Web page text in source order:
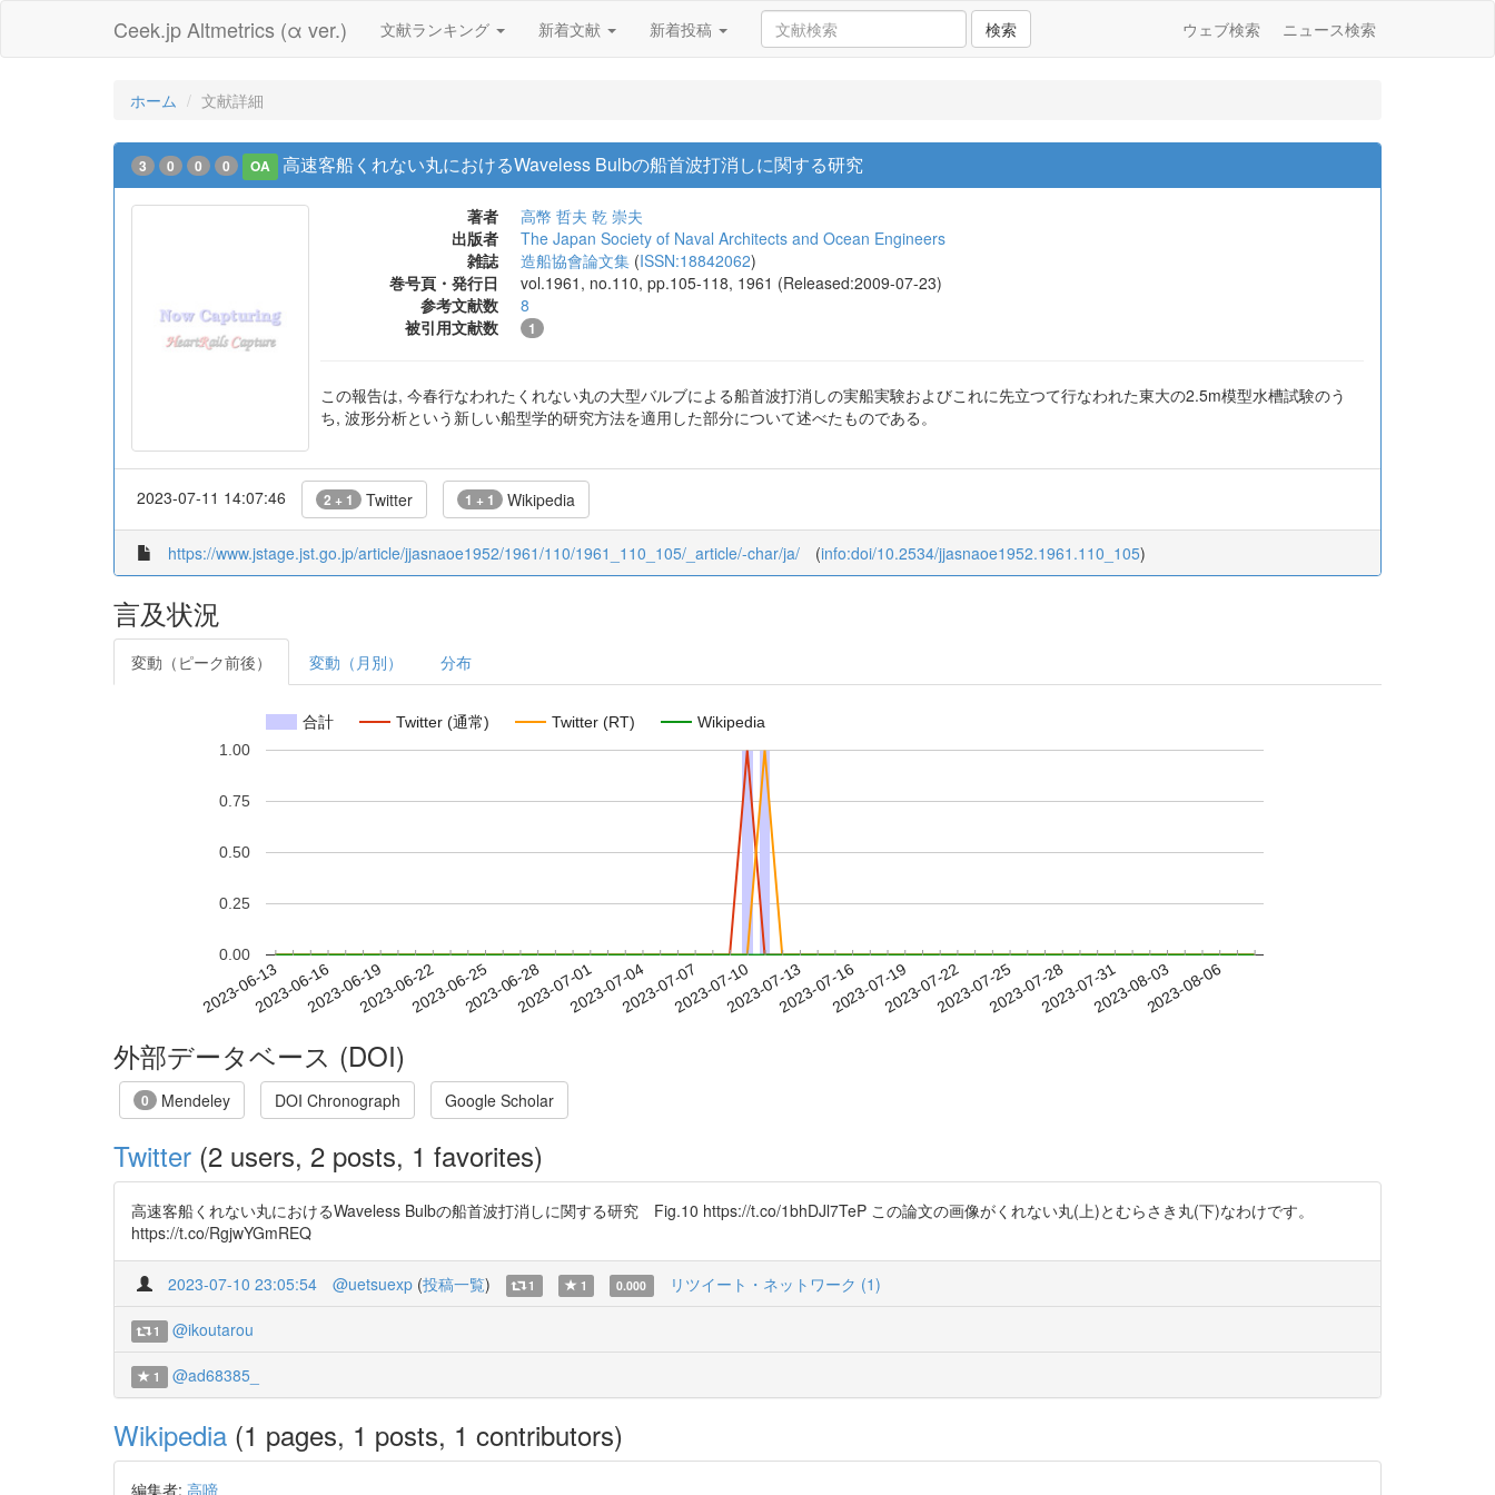
Ceek.jp Altmetrics (α ver.) 文献ランキング 新着文献 新着投稿 検索 ウェブ検索 ニュース検索
ホーム 文献詳細
3 0 0 0 OA 高速客船くれない丸におけるWaveless Bulbの船首波打消しに関する研究
著者 高幣 哲夫 乾 崇夫
出版者
The Japan Society of Naval Architects and Ocean Engineers
雑誌
造船協會論文集 (ISSN:18842062)
巻号頁・発行日
vol.1961, no.110, pp.105-118, 1961 (Released:2009-07-23)
参考文献数
8
被引用文献数
1
この報告は, 今春行なわれたくれない丸の大型バルブによる船首波打消しの実船実験およびこれに先立つて行なわれた東大の2.5m模型水槽試験のう
ち, 波形分析という新しい船型学的研究方法を適用した部分について述べたものである。
2023-07-11 14:07:46 2 + 1 Twitter 1 + 1 Wikipedia
https://www.jstage.jst.go.jp/article/jjasnaoe1952/1961/110/1961_110_105/_article/-char/ja/ (info:doi/10.2534/jjasnaoe1952.1961.110_105)
言及状況
変動（ピーク前後） 変動（月別） 分布
合計 Twitter (通常) Twitter (RT) Wikipedia
2023-06-132023-06-162023-06-192023-06-222023-06-252023-06-282023-07-012023-07-042023-07-072023-07-102023-07-132023-07-162023-07-192023-07-222023-07-252023-07-282023-07-312023-08-032023-08-06
0.00
0.25
0.50
0.75
1.00
外部データベース (DOI)
0 Mendeley DOI Chronograph Google Scholar
Twitter (2 users, 2 posts, 1 favorites)
高速客船くれない丸におけるWaveless Bulbの船首波打消しに関する研究 Fig.10 https://t.co/1bhDJl7TeP この論文の画像がくれない丸(上)とむらさき丸(下)なわけです。
https://t.co/RgjwYGmREQ
2023-07-10 23:05:54 @uetsuexp (投稿一覧) 1 1 0.000 リツイート・ネットワーク (1)
1 @ikoutarou
1 @ad68385_
Wikipedia (1 pages, 1 posts, 1 contributors)
編集者: 高啼